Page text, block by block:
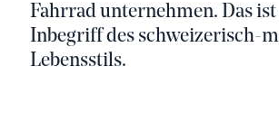
Fahrrad unternehmen. Das
Inbegriff des schweizerisch-
Lebensstils.